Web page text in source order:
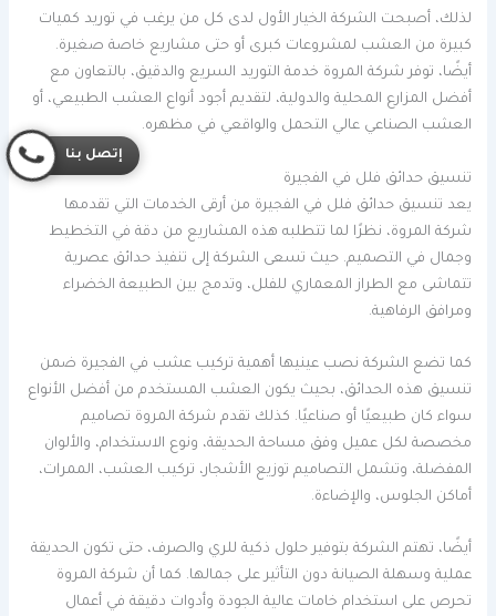
لذلك، أصبحت الشركة الخيار الأول لدى كل من يرغب في توريد كميات
كبيرة من العشب لمشروعات كبرى أو حتى مشاريع خاصة صغيرة.
أيضًا، توفر شركة المروة خدمة التوريد السريع والدقيق، بالتعاون مع
أفضل المزارع المحلية والدولية، لتقديم أجود أنواع العشب الطبيعي، أو
العشب الصناعي عالي التحمل والواقعي في مظهره.
تنسيق حدائق فلل في الفجيرة
يعد تنسيق حدائق فلل في الفجيرة من أرقى الخدمات التي تقدمها
شركة المروة، نظرًا لما تتطلبه هذه المشاريع من دقة في التخطيط
وجمال في التصميم. حيث تسعى الشركة إلى تنفيذ حدائق عصرية
تتماشى مع الطراز المعماري للفلل، وتدمج بين الطبيعة الخضراء
ومرافق الرفاهية.
كما تضع الشركة نصب عينيها أهمية تركيب عشب في الفجيرة ضمن
تنسيق هذه الحدائق، بحيث يكون العشب المستخدم من أفضل الأنواع
سواء كان طبيعيًا أو صناعيًا. كذلك تقدم شركة المروة تصاميم
مخصصة لكل عميل وفق مساحة الحديقة، ونوع الاستخدام، والألوان
المفضلة، وتشمل التصاميم توزيع الأشجار، تركيب العشب، الممرات،
أماكن الجلوس، والإضاءة.
أيضًا، تهتم الشركة بتوفير حلول ذكية للري والصرف، حتى تكون الحديقة
عملية وسهلة الصيانة دون التأثير على جمالها. كما أن شركة المروة
تحرص على استخدام خامات عالية الجودة وأدوات دقيقة في أعمال
إتصل بنا